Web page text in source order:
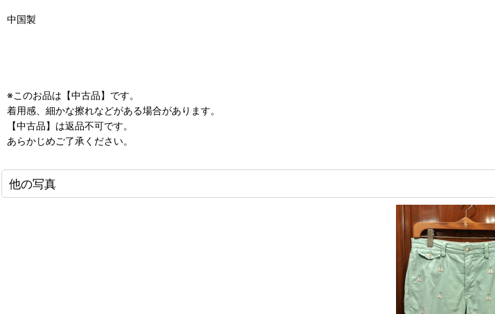
中国製
※このお品は【中古品】です。
着用感、細かな擦れなどがある場合があります。
【中古品】は返品不可です。
あらかじめご了承ください。
他の写真